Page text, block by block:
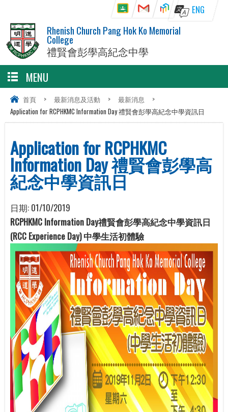
Rhenish Church Pang Hok Ko Memorial
College
禮賢會彭學高紀念中學
ENG
MENU
首頁 > 最新消息及活動 > 最新消息
>
Application for RCPHKMC Information Day 禮賢會彭學高紀念中學資訊日
Application for RCPHKMC
Information Day 禮賢會彭學高
紀念中學資訊日
日期: 01/10/2019
RCPHKMC Information Day禮賢會彭學高紀念中學資訊日
(RCC Experience Day) 中學生活初體驗